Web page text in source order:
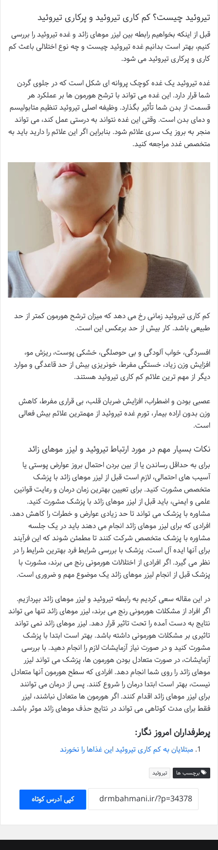
تیروئید چیست؟ کم کاری تیروئید و پرکاری تیروئید
قبل از اینکه بخواهیم رابطه بین لیزر موهای زائد و غده تیروئید را بررسی
کنیم، بهتر است بدانیم غده تیروئید چیست و چه نوع اختلالی باعث کم
کاری و پرکاری تیروئید می شود.
غده تیروئید یک غده کوچک پروانه ای شکل است که در جلوی گردن
شما قرار دارد. این غده می تواند با ترشح هورمون ها بر عملکرد هر
قسمت از بدن شما تأثیر بگذارد. وظیفه اصلی تیروئید تنظیم متابولیسم
و ​​دمای بدن است. وقتی این غده نتواند به درستی عمل کند، می تواند
منجر به بروز یک سری علائم شود. بنابراین اگر این علائم را دارید باید به
متخصص غدد مراجعه کنید.
کم کاری تیروئید زمانی رخ می دهد که میزان ترشح هورمون کمتر از حد
طبیعی باشد. کار بیش از حد برعکس این است.
افسردگی، خواب آلودگی و بی حوصلگی، خشکی پوست، ریزش مو،
افزایش وزن زیاد، خستگی مفرط، خونریزی بیش از حد قاعدگی و موارد
دیگر از مهم ترین علائم کم کاری تیروئید هستند.
عصبی بودن و اضطراب، افزایش ضربان قلب، بی قراری مفرط، کاهش
وزن بدون اراده بیمار، تورم غده تیروئید از مهمترین علائم بیش فعالی
است.
نکات بسیار مهم در مورد ارتباط تیروئید و لیزر موهای زائد
برای به حداقل رساندن یا از بین بردن احتمال بروز عوارض پوستی یا
آسیب های احتمالی، لازم است قبل از لیزر موهای زائد با پزشک
متخصص مشورت کنید. برای تعیین بهترین زمان درمان و رعایت قوانین
علمی و ایمنی، باید قبل از لیزر موهای زائد با پزشک مشورت کنید.
مشاوره با پزشک می تواند تا حد زیادی عوارض و خطرات را کاهش دهد.
افرادی که برای لیزر موهای زائد انجام می دهند باید در یک جلسه
مشاوره با پزشک متخصص شرکت کنند تا مطمئن شوند که این فرآیند
برای آنها ایده آل است. پزشک با بررسی شرایط فرد بهترین شرایط را در
نظر می گیرد. اگر افرادی از اختلالات هورمونی رنج می برند، مشورت با
پزشک قبل از انجام لیزر موهای زائد یک موضوع مهم و ضروری است.
در این مقاله سعی کردیم به رابطه تیروئید و لیزر موهای زائد بپردازیم.
اگر افراد از مشکلات هورمونی رنج می برند، لیزر موهای زائد تنها می تواند
نتایج به دست آمده را تحت تاثیر قرار دهد. لیزر موهای زائد نمی تواند
تاثیری بر مشکلات هورمونی داشته باشد. بهتر است ابتدا با پزشک
مشورت کنید و در صورت نیاز آزمایشات لازم را انجام دهید. با بررسی
آزمایشات، در صورت متعادل بودن هورمون ها، پزشک می تواند لیزر
موهای زائد را روی شما انجام دهد. افرادی که سطح هورمون آنها متعادل
نیست، بهتر است ابتدا درمان را شروع کنند. پس از درمان می توانند
برای لیزر موهای زائد اقدام کنند. اگر هورمون ها متعادل نباشند، لیزر
فقط برای مدت کوتاهی می تواند در نتایج حذف موهای زائد موثر باشد.
پرطرفداران امروز نگار:
مبتلایان به کم کاری تیروئید این غذاها را نخورند
برچسب ها تیروئید
کپی آدرس کوتاه